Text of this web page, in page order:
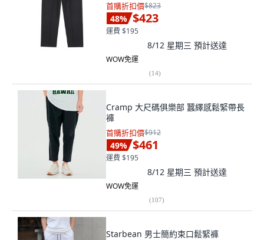
首購折扣價$823
48% $423
運費 $195
8/12 星期三 預計送達
WOW免運
(14)
Cramp 大尺碼俱樂部 蠶繹感鬆緊帶長
褲
首購折扣價$912
49% $461
運費 $195
8/12 星期三 預計送達
WOW免運
(107)
Starbean 男士簡約束口鬆緊褲